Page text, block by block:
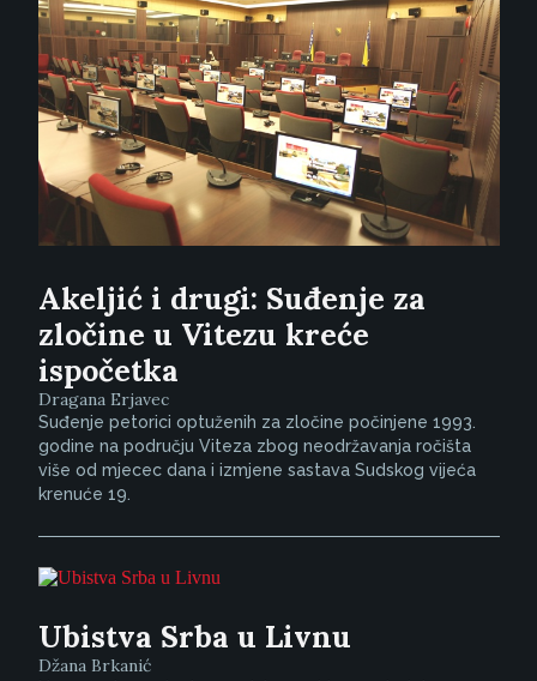
Akeljić i drugi: Suđenje za
zločine u Vitezu kreće
ispočetka
Dragana Erjavec
Suđenje petorici optuženih za zločine počinjene 1993.
godine na području Viteza zbog neodržavanja ročišta
više od mjecec dana i izmjene sastava Sudskog vijeća
krenuće 19.
Ubistva Srba u Livnu
Džana Brkanić